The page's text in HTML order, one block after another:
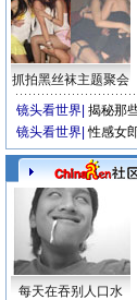
抓拍黑丝袜主题聚会
镜头看世界 揭秘那
镜头看世界 性感女
每天在吞别人口水